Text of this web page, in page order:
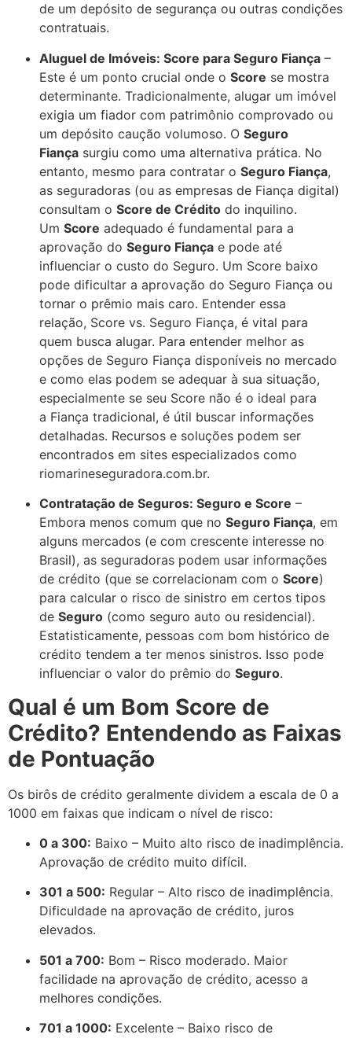
de um depósito de segurança ou outras condições
contratuais.
Aluguel de Imóveis: Score para Seguro Fiança –
Este é um ponto crucial onde o Score se mostra
determinante. Tradicionalmente, alugar um imóvel
exigia um fiador com patrimônio comprovado ou
um depósito caução volumoso. O Seguro
Fiança surgiu como uma alternativa prática. No
entanto, mesmo para contratar o Seguro Fiança,
as seguradoras (ou as empresas de Fiança digital)
consultam o Score de Crédito do inquilino.
Um Score adequado é fundamental para a
aprovação do Seguro Fiança e pode até
influenciar o custo do Seguro. Um Score baixo
pode dificultar a aprovação do Seguro Fiança ou
tornar o prêmio mais caro. Entender essa
relação, Score vs. Seguro Fiança, é vital para
quem busca alugar. Para entender melhor as
opções de Seguro Fiança disponíveis no mercado
e como elas podem se adequar à sua situação,
especialmente se seu Score não é o ideal para
a Fiança tradicional, é útil buscar informações
detalhadas. Recursos e soluções podem ser
encontrados em sites especializados como
riomarineseguradora.com.br.
Contratação de Seguros: Seguro e Score –
Embora menos comum que no Seguro Fiança, em
alguns mercados (e com crescente interesse no
Brasil), as seguradoras podem usar informações
de crédito (que se correlacionam com o Score)
para calcular o risco de sinistro em certos tipos
de Seguro (como seguro auto ou residencial).
Estatisticamente, pessoas com bom histórico de
crédito tendem a ter menos sinistros. Isso pode
influenciar o valor do prêmio do Seguro.
Qual é um Bom Score de
Crédito? Entendendo as Faixas
de Pontuação
Os birôs de crédito geralmente dividem a escala de 0 a
1000 em faixas que indicam o nível de risco:
0 a 300: Baixo – Muito alto risco de inadimplência.
Aprovação de crédito muito difícil.
301 a 500: Regular – Alto risco de inadimplência.
Dificuldade na aprovação de crédito, juros
elevados.
501 a 700: Bom – Risco moderado. Maior
facilidade na aprovação de crédito, acesso a
melhores condições.
701 a 1000: Excelente – Baixo risco de